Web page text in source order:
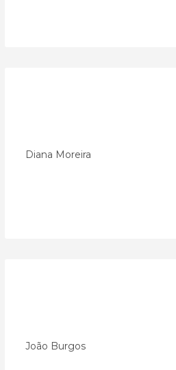
Diana Moreira
João Burgos